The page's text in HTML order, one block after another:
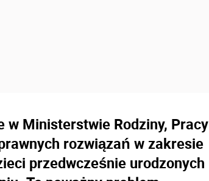
w Ministerstwie Rodziny, Pracy
rozwiązań w zakresie
przedwcześnie urodzonych